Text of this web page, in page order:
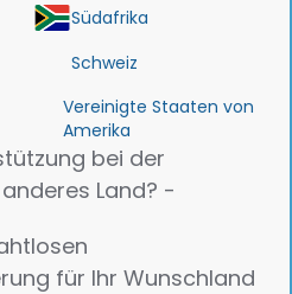
Südafrika
Schweiz
Vereinigte Staaten von
Amerika
bei der
Land? -
für Ihr Wunschland